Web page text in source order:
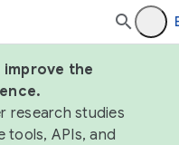
the
research studies
tools, APIs, and